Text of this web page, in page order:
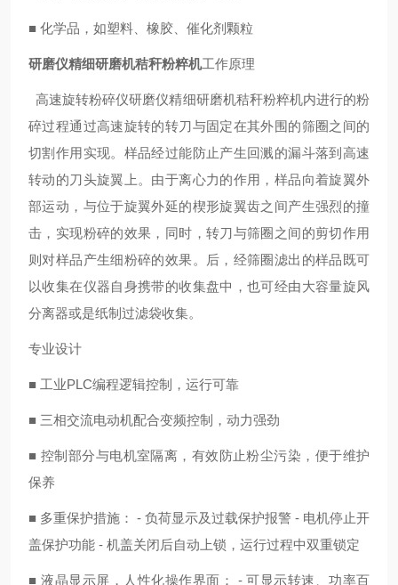
■ 化学品，如塑料、橡胶、催化剂颗粒
研磨仪精细研磨机秸秆粉粹机工作原理
高速旋转粉碎仪研磨仪精细研磨机秸秆粉粹机内进行的粉
碎过程通过高速旋转的转刀与固定在其外围的筛圈之间的
切割作用实现。样品经过能防止产生回溅的漏斗落到高速
转动的刀头旋翼上。由于离心力的作用，样品向着旋翼外
部运动，与位于旋翼外延的楔形旋翼齿之间产生强烈的撞
击，实现粉碎的效果，同时，转刀与筛圈之间的剪切作用
则对样品产生细粉碎的效果。后，经筛圈滤出的样品既可
以收集在仪器自身携带的收集盘中，也可经由大容量旋风
分离器或是纸制过滤袋收集。
专业设计
■ 工业PLC编程逻辑控制，运行可靠
■ 三相交流电动机配合变频控制，动力强劲
■ 控制部分与电机室隔离，有效防止粉尘污染，便于维护
保养
■ 多重保护措施： - 负荷显示及过载保护报警 - 电机停止开
盖保护功能 - 机盖关闭后自动上锁，运行过程中双重锁定
■ 液晶显示屏，人性化操作界面： - 可显示转速、功率百